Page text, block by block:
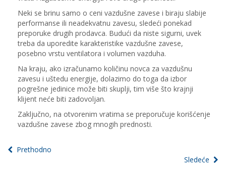
Neki se brinu samo o ceni vazdušne zavese i biraju slabije
performanse ili neadekvatnu zavesu, sledeći ponekad
preporuke drugih prodavca. Budući da niste sigurni, uvek
treba da uporedite karakteristike vazdušne zavese,
posebno vrstu ventilatora i volumen vazduha.
Na kraju, ako izračunamo količinu novca za vazdušnu
zavesu i uštedu energije, dolazimo do toga da izbor
pogrešne jedinice može biti skuplji, tim više što krajnji
klijent neće biti zadovoljan.
Zaključno, na otvorenim vratima se preporučuje korišćenje
vazdušne zavese zbog mnogih prednosti.
Prethodno
Sledeće